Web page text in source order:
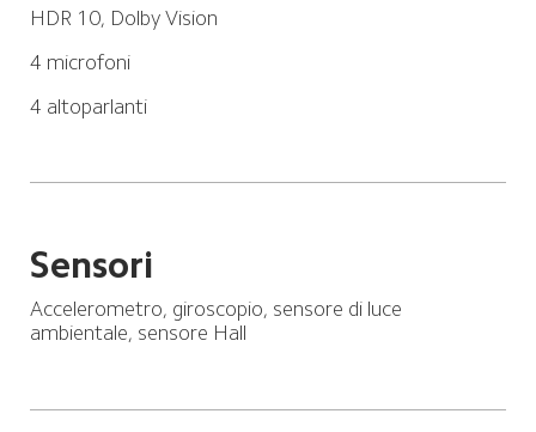
HDR 10, Dolby Vision
4 microfoni
4 altoparlanti
Sensori
Accelerometro, giroscopio, sensore di luce
ambientale, sensore Hall